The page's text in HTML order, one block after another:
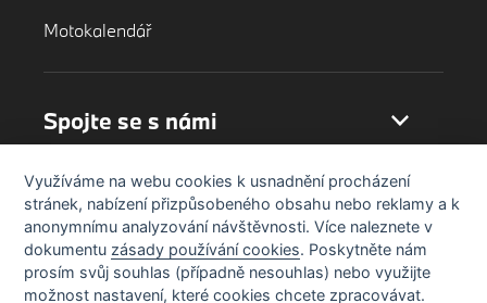
Motokalendář
Spojte se s námi
Využíváme na webu cookies k usnadnění procházení
stránek, nabízení přizpůsobeného obsahu nebo reklamy a k
anonymnímu analyzování návštěvnosti. Více naleznete v
dokumentu zásady používání cookies. Poskytněte nám
prosím svůj souhlas (případně nesouhlas) nebo využijte
možnost nastavení, které cookies chcete zpracovávat.